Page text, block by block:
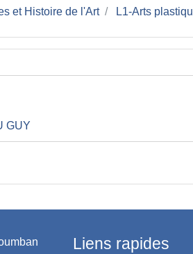
et Histoire de l'Art L1-Arts
GUY
Liens rapides